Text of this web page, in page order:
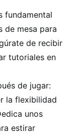
fundamental
de mesa para
de recibir
tutoriales en
de jugar:
la flexibilidad
unos
estirar